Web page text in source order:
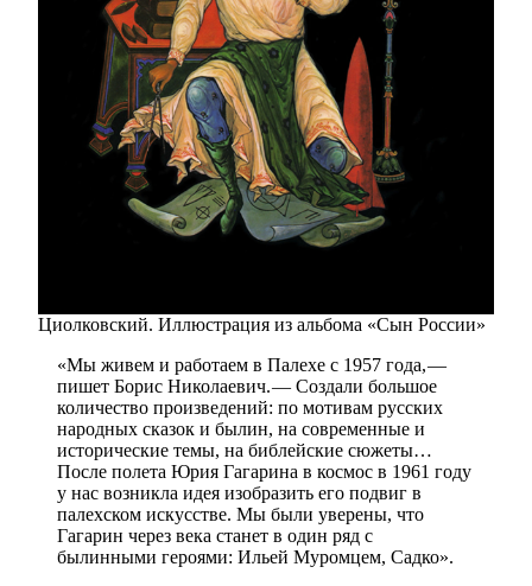
Циолковский. Иллюстрация из альбома «Сын России»
«Мы живем и работаем в Палехе с 1957 года, — ​
пишет Борис Николаевич. — ​Создали большое
количество произведений: по мотивам русских
народных сказок и былин, на современные и
исторические темы, на библейские сюжеты…
После полета Юрия Гагарина в космос в 1961 году
у нас возникла идея изобразить его подвиг в
палехском искусстве. Мы были уверены, что
Гагарин через века станет в один ряд с
былинными героями: Ильей Муромцем, Садко».